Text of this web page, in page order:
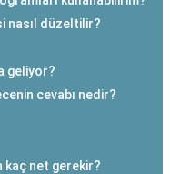
nasıl düzeltilir?
geliyor?
cevabı nedir?
kaç net gerekir?